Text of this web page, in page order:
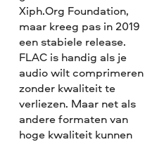
Xiph.Org Foundation,
maar kreeg pas in 2019
een stabiele release.
FLAC is handig als je
audio wilt comprimeren
zonder kwaliteit te
verliezen. Maar net als
andere formaten van
hoge kwaliteit kunnen